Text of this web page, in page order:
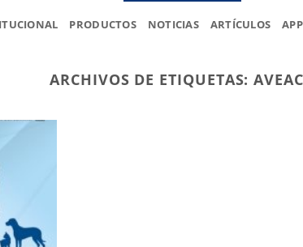
PRODUCTOS NOTICIAS ARTÍCULOS APP
ARCHIVOS DE ETIQUETAS: